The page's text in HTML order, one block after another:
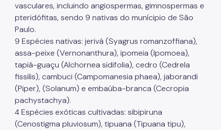
vasculares, incluindo angiospermas, gimnospermas e
pteridófitas, sendo 9 nativas do munícipio de São
Paulo.
9 Espécies nativas: jerivá (Syagrus romanzoffiana),
assa-peixe (Vernonanthura), ipomeia (Ipomoea),
tapiá-guaçu (Alchornea sidifolia), cedro (Cedrela
fissilis), cambuci (Campomanesia phaea), jaborandi
(Piper), (Solanum) e embaúba-branca (Cecropia
pachystachya).
4 Espécies exóticas cultivadas: sibipiruna
(Cenostigma pluviosum), tipuana (Tipuana tipu),